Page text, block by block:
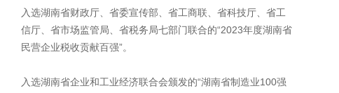
入选湖南省财政厅、省委宣传部、省工商联、省科技厅、省工
信厅、省市场监管局、省税务局七部门联合的“2023年度湖南省
民营企业税收贡献百强”。
入选湖南省企业和工业经济联合会颁发的“湖南省制造业100强